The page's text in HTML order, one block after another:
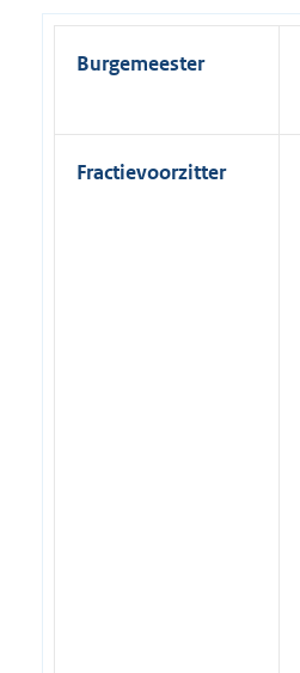
Burgemeester
Fractievoorzitter